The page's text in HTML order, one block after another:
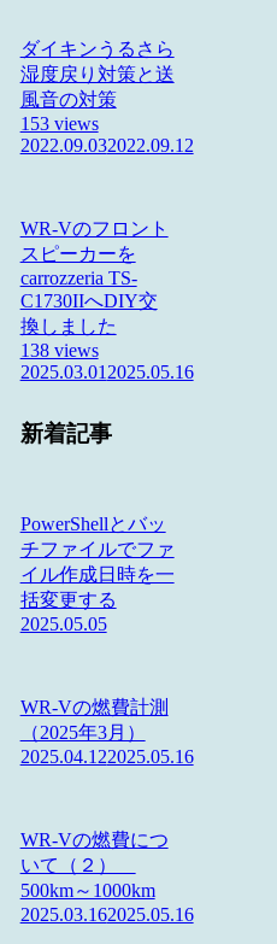
ダイキンうるさら
湿度戻り対策と送
風音の対策
153 views
2022.09.032022.09.12
WR-Vのフロント
スピーカーを
carrozzeria TS-
C1730IIへDIY交
換しました
138 views
2025.03.01 2025.05.16
新着記事
PowerShellとバッ
チファイルでファ
イル作成日時を一
括変更する
2025.05.05
WR-Vの燃費計測
（2025年3月）
2025.04.122025.05.16
WR-Vの燃費につ
いて（２）
500km～1000km
2025.03.162025.05.16